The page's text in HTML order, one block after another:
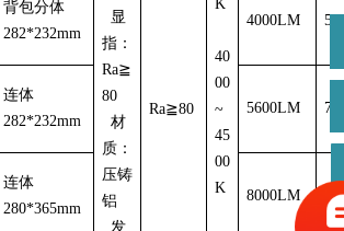
显
指：
Ra≧
80
材
质：
压铸
铝
发
Ra≧80
K
40
00
~
45
00
K
背包分体
282*232mm
4000LM
连体
282*232mm
5600LM
连体
280*365mm
8000LM